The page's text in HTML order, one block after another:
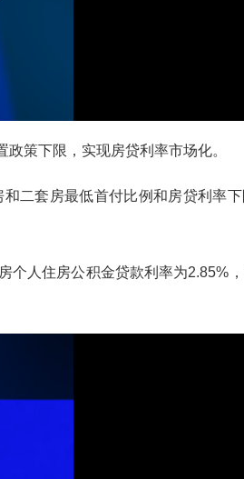
策下限，实现房贷利率市场化。
套房最低首付比例和房贷利率
个人住房公积金贷款利率为2.85%